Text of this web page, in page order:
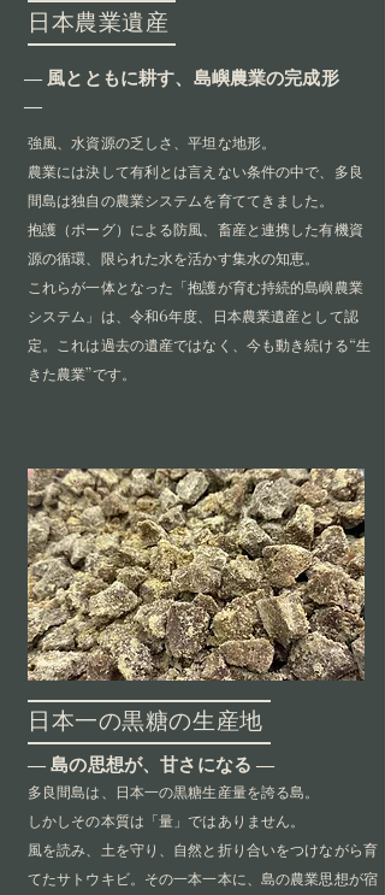
日本農業遺産
― 風とともに耕す、島嶼農業の完成形
―
強風、水資源の乏しさ、平坦な地形。
農業には決して有利とは言えない条件の中で、多良
間島は独自の農業システムを育ててきました。
抱護（ポーグ）による防風、畜産と連携した有機資
源の循環、限られた水を活かす集水の知恵。
これらが一体となった「抱護が育む持続的島嶼農業
システム」は、令和6年度、日本農業遺産として認
定。これは過去の遺産ではなく、今も動き続ける“生
きた農業”です。
日本一の黒糖の生産地
― 島の思想が、甘さになる ―
多良間島は、日本一の黒糖生産量を誇る島。
しかしその本質は「量」ではありません。
風を読み、土を守り、自然と折り合いをつけながら育
てたサトウキビ。その一本一本に、島の農業思想が宿